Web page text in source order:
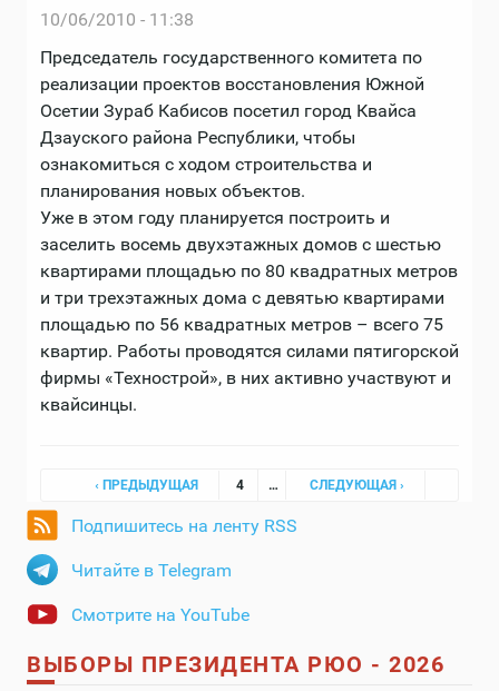
10/06/2010 - 11:38
Председатель государственного комитета по
реализации проектов восстановления Южной
Осетии Зураб Кабисов посетил город Квайса
Дзауского района Республики, чтобы
ознакомиться с ходом строительства и
планирования новых объектов.
Уже в этом году планируется построить и
заселить восемь двухэтажных домов с шестью
квартирами площадью по 80 квадратных метров
и три трехэтажных дома с девятью квартирами
площадью по 56 квадратных метров – всего 75
квартир. Работы проводятся силами пятигорской
фирмы «Технострой», в них активно участвуют и
квайсинцы.
Страницы
‹ ПРЕДЫДУЩАЯ 4 … СЛЕДУЮЩАЯ ›
Подпишитесь на ленту RSS
Читайте в Telegram
Смотрите на YouTube
ВЫБОРЫ ПРЕЗИДЕНТА РЮО - 2026